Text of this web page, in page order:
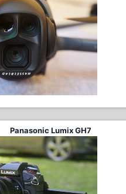
Panasonic Lumix GH7